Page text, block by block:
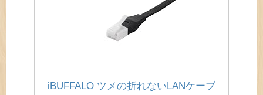
iBUFFALO ツメの折れないLANケーブ